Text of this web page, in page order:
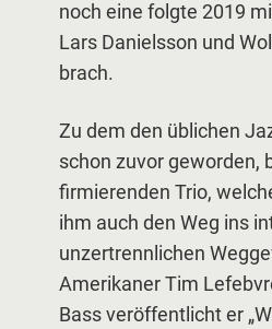
noch eine folgte 2019
Lars Danielsson und
brach.
Zu dem den üblichen
schon zuvor geworden,
firmierenden Trio,
ihm auch den Weg ins
unzertrennlichen
Amerikaner Tim
Bass veröffentlicht er